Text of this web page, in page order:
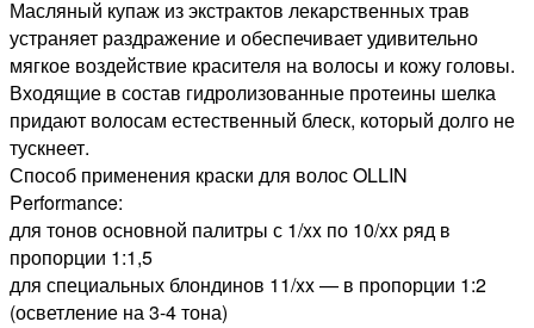
Масляный купаж из экстрактов лекарственных трав
устраняет раздражение и обеспечивает удивительно
мягкое воздействие красителя на волосы и кожу головы.
Входящие в состав гидролизованные протеины шелка
придают волосам естественный блеск, который долго не
тускнеет.
Способ применения краски для волос OLLIN
Performance:
для тонов основной палитры с 1/xx по 10/xx ряд в
пропорции 1:1,5
для специальных блондинов 11/xx — в пропорции 1:2
(осветление на 3-4 тона)